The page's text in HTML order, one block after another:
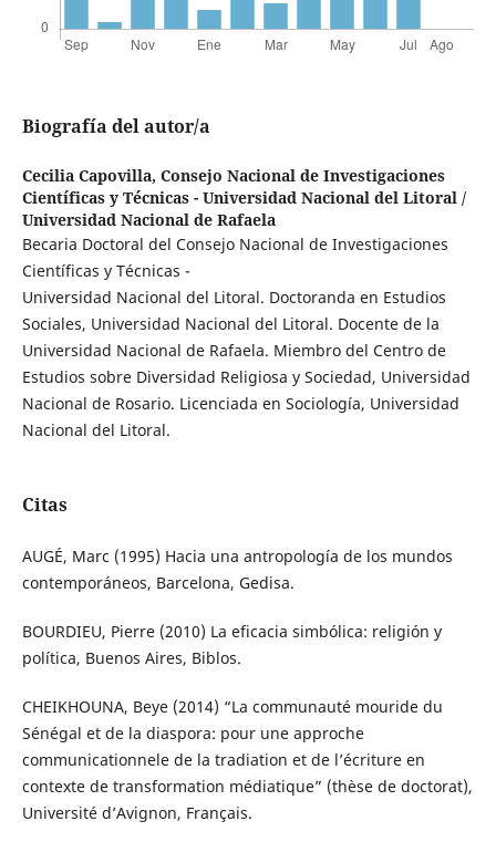
Biografía del autor/a
Cecilia Capovilla, Consejo Nacional de Investigaciones
Científicas y Técnicas - Universidad Nacional del Litoral /
Universidad Nacional de Rafaela
Becaria Doctoral del Consejo Nacional de Investigaciones
Científicas y Técnicas -
Universidad Nacional del Litoral. Doctoranda en Estudios
Sociales, Universidad Nacional del Litoral. Docente de la
Universidad Nacional de Rafaela. Miembro del Centro de
Estudios sobre Diversidad Religiosa y Sociedad, Universidad
Nacional de Rosario. Licenciada en Sociología, Universidad
Nacional del Litoral.
Citas
AUGÉ, Marc (1995) Hacia una antropología de los mundos
contemporáneos, Barcelona, Gedisa.
BOURDIEU, Pierre (2010) La eficacia simbólica: religión y
política, Buenos Aires, Biblos.
CHEIKHOUNA, Beye (2014) “La communauté mouride du
Sénégal et de la diaspora: pour une approche
communicationnele de la tradiation et de l’écriture en
contexte de transformation médiatique” (thèse de doctorat),
Université d’Avignon, Français.